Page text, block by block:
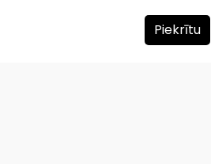
Par mums
Piekrītu